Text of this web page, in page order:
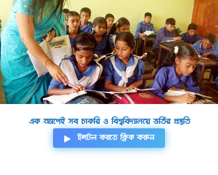
এক অ্যাপেই সব চাকরি ও বিশ্ববিদ্যালয়ে ভর্তির প্রস্তুতি
ইন্সটল করতে ক্লিক করুন